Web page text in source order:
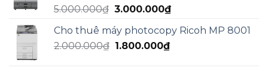
3.000.000₫.
5.000.000₫ Giá
là:
5.000.000₫.
3.000.000₫Giá
tại
Cho thuê máy photocopy Ricoh MP 8001
2.000.000₫ Giá
1.800.000₫Giá